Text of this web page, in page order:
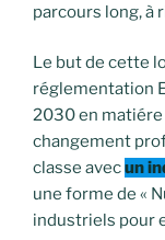
parcours long, à
Le but de cette
réglementation
2030 en matiére
changement
classe avecun
une forme de «
industriels pour